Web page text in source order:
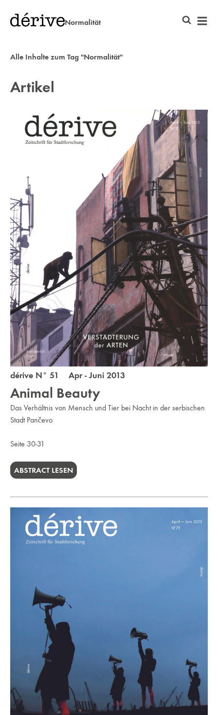
Normalität
Alle Inhalte zum Tag "Normalität"
Artikel
dérive N° 51 Apr - Juni 2013
Animal Beauty
Das Verhältnis von Mensch und Tier bei Nacht in der serbischen
Stadt Pančevo
Seite 30-31
ABSTRACT LESEN